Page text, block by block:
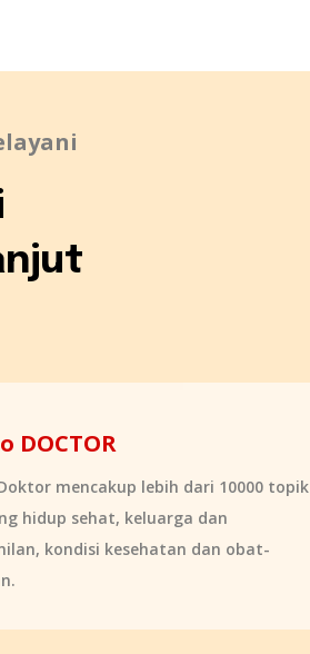
DOCTOR
mencakup lebih dari 10000 topik
hidup sehat, keluarga dan
kondisi kesehatan dan obat-